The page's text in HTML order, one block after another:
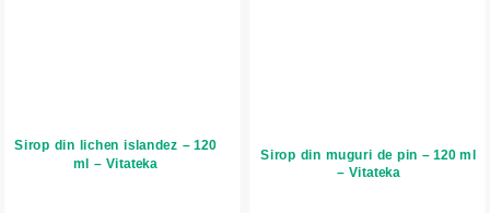
Sirop din lichen islandez – 120
ml – Vitateka
Sirop din muguri de pin – 120 ml
– Vitateka